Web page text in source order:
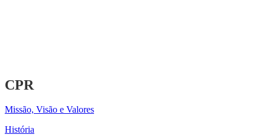
CPR
Missão, Visão e Valores
História